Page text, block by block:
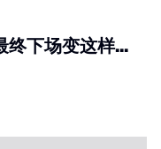
终下场变这样...